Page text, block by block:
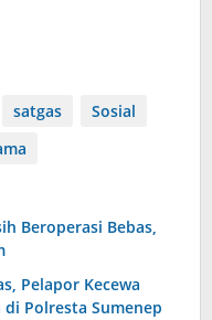
satgas
Sosial
Beroperasi Bebas,
Pelapor Kecewa
Polresta Sumenep